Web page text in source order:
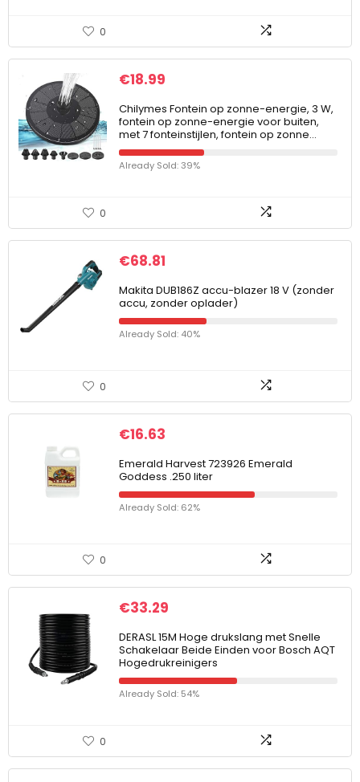
0
€18.99
Chilymes Fontein op zonne-energie, 3 W,
fontein op zonne-energie voor buiten,
met 7 fonteinstijlen, fontein op zonne…
Already Sold: 39%
0
€68.81
Makita DUB186Z accu-blazer 18 V (zonder
accu, zonder oplader)
Already Sold: 40%
0
€16.63
Emerald Harvest 723926 Emerald
Goddess .250 liter
Already Sold: 62%
0
€33.29
DERASL 15M Hoge drukslang met Snelle
Schakelaar Beide Einden voor Bosch AQT
Hogedrukreinigers
Already Sold: 54%
0